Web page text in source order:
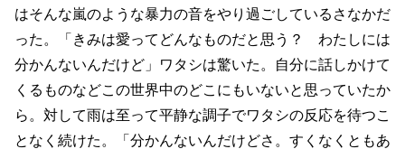
はそんな嵐のような暴力の音をやり過ごしているさなかだ
った。「きみは愛ってどんなものだと思う？ わたしには
分かんないんだけど」ワタシは驚いた。自分に話しかけて
くるものなどこの世界中のどこにもいないと思っていたか
ら。対して雨は至って平静な調子でワタシの反応を待つこ
となく続けた。「分かんないんだけどさ。すくなくともあ